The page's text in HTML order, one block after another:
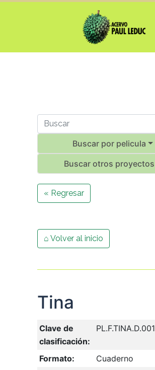
Buscar por pelicula
Buscar otros proyectos
« Regresar
⌂ Volver al inicio
Tina
Clave de
clasificación:
PL.F.TINA.D.001
Formato:
Cuaderno